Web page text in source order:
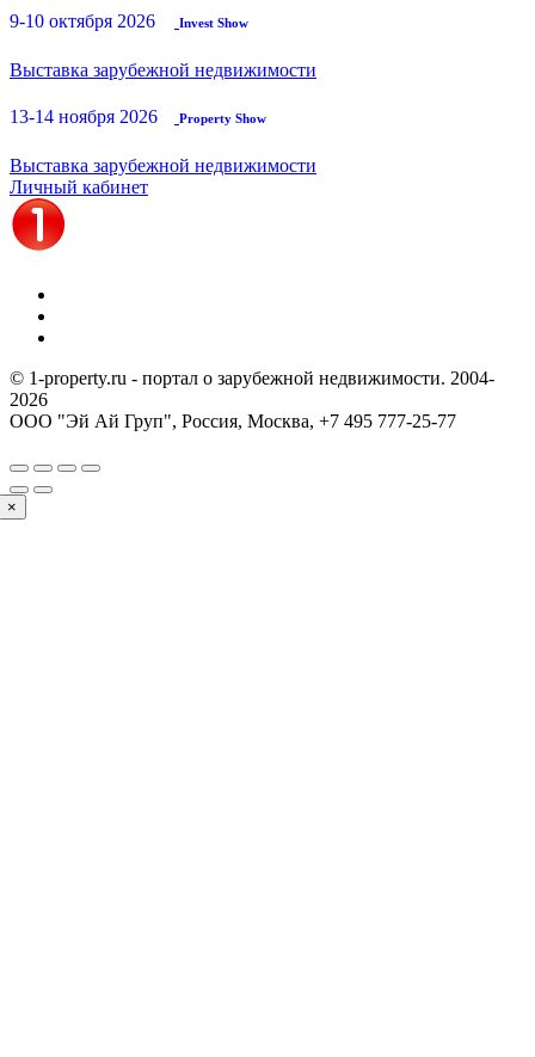
9-10 октября 2026 Invest Show
Выставка зарубежной недвижимости
13-14 ноября 2026 Property Show
Выставка зарубежной недвижимости
Личный кабинет
© 1-property.ru - портал о зарубежной недвижимости. 2004-
2026
ООО "Эй Ай Груп", Россия, Москва, +7 495 777-25-77
×